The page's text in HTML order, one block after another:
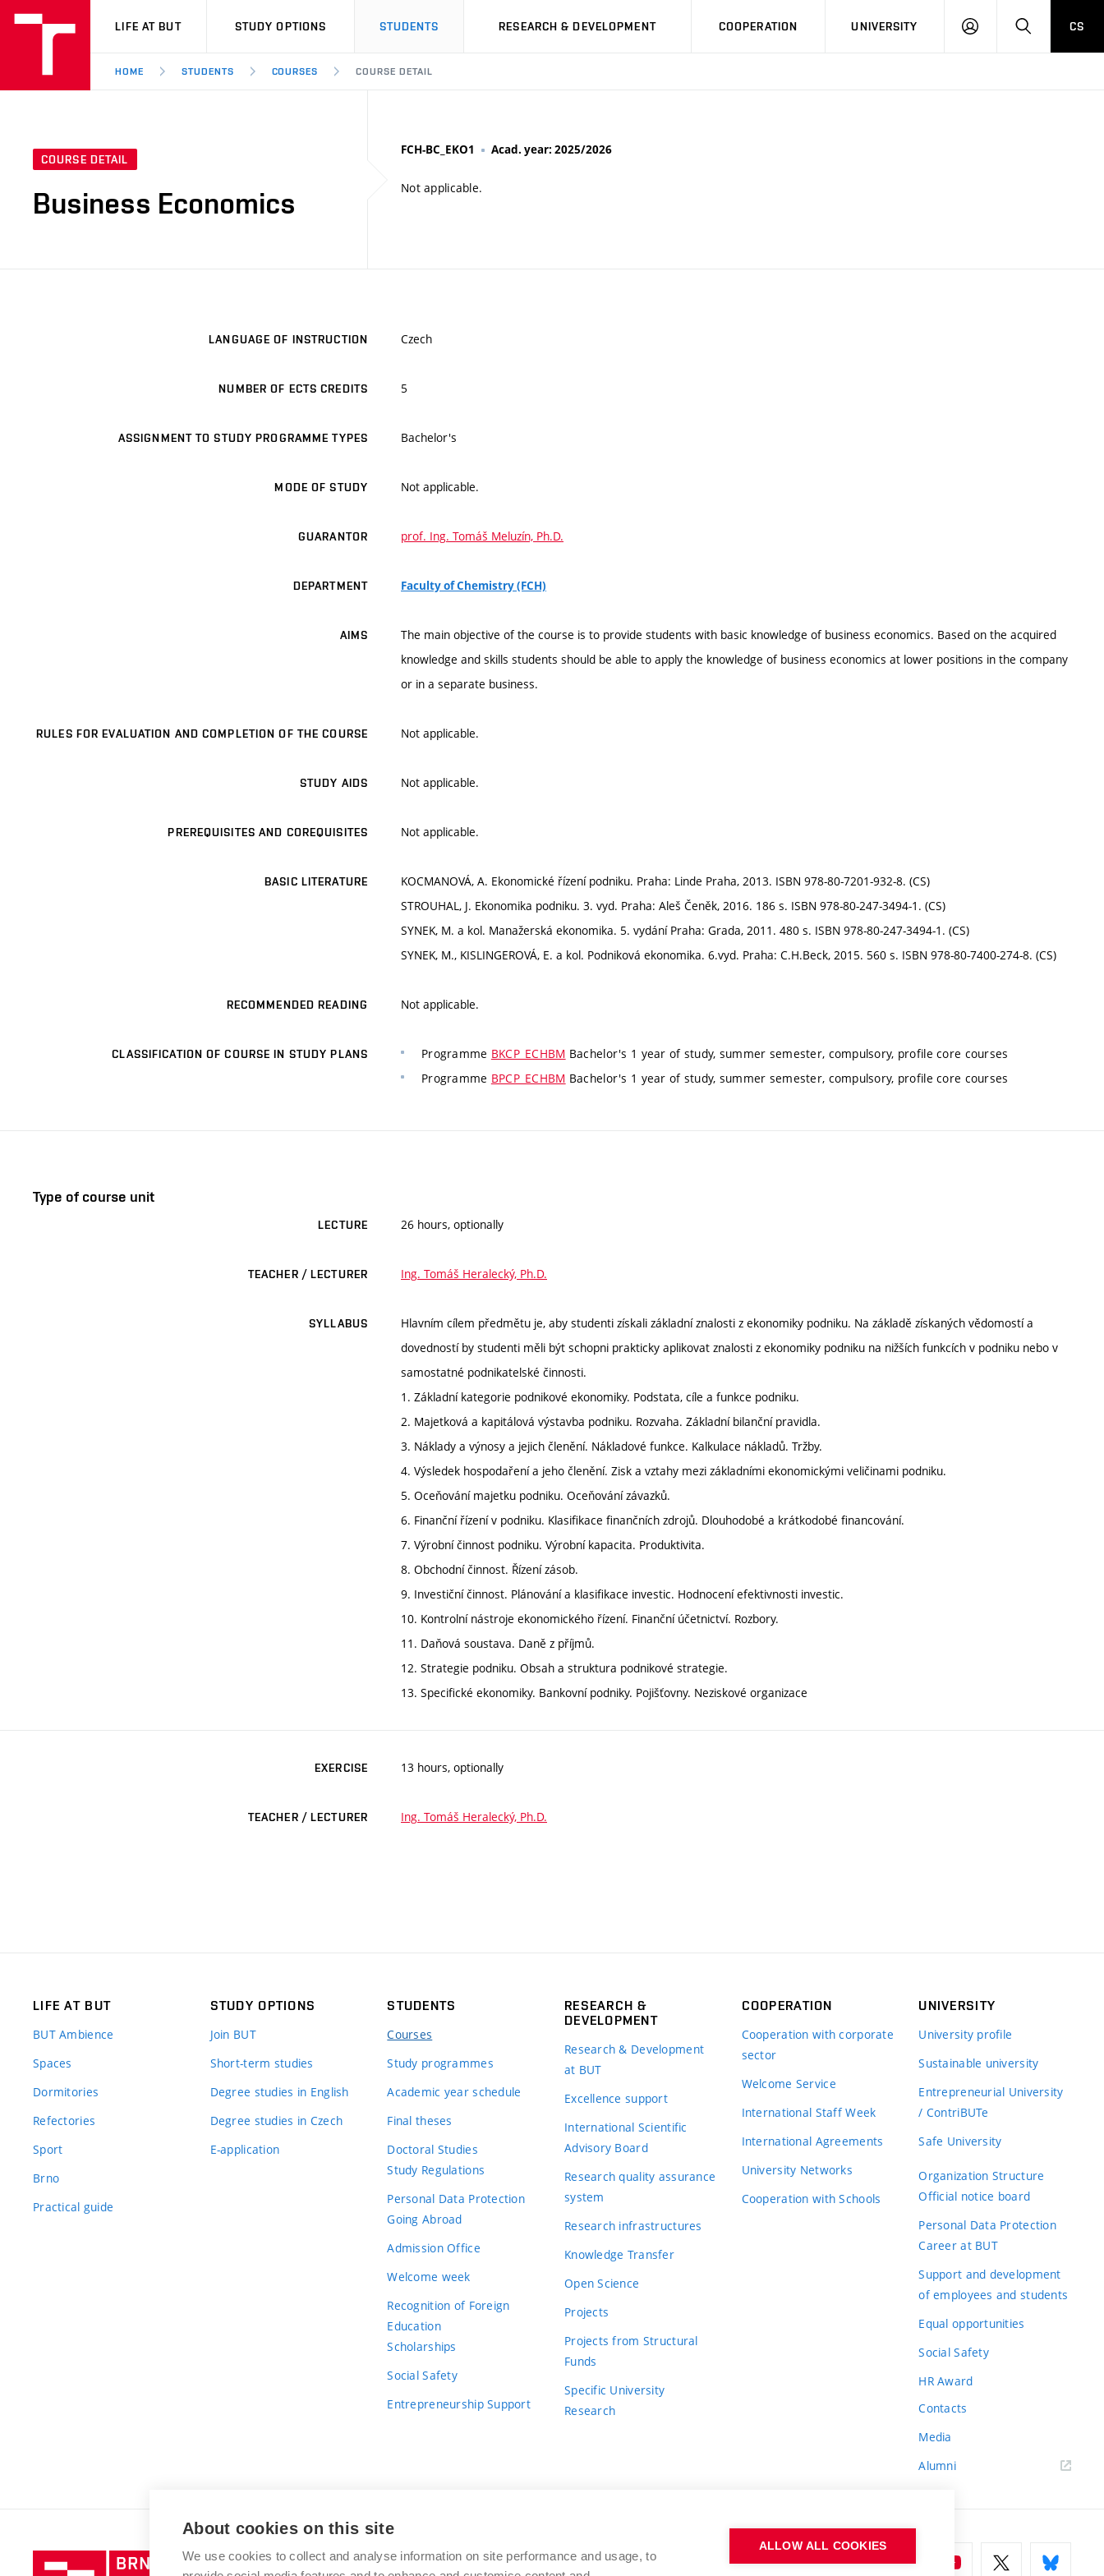
VUT
LIFE AT BUT STUDY OPTIONS STUDENTS RESEARCH & DEVELOPMENT COOPERATION UNIVERSITY
LOG
SEARCHCS
HOME STUDENTS COURSES COURSE DETAIL
COURSE DETAIL
Business Economics
FCH-BC_EKO1 Acad. year: 2025/2026
Not applicable.
LANGUAGE OF INSTRUCTION Czech
NUMBER OF ECTS CREDITS 5
ASSIGNMENT TO STUDY PROGRAMME TYPES Bachelor's
MODE OF STUDY Not applicable.
GUARANTOR prof. Ing. Tomáš Meluzín, Ph.D.
DEPARTMENT Faculty of Chemistry (FCH)
AIMS
The main objective of the course is to provide students with basic knowledge of business economics. Based on the acquired
knowledge and skills students should be able to apply the knowledge of business economics at lower positions in the company
or in a separate business.
RULES FOR EVALUATION AND COMPLETION OF THE COURSE Not applicable.
STUDY AIDS Not applicable.
PREREQUISITES AND COREQUISITES Not applicable.
BASIC LITERATURE
KOCMANOVÁ, A. Ekonomické řízení podniku. Praha: Linde Praha, 2013. ISBN 978-80-7201-932-8. (CS)
STROUHAL, J. Ekonomika podniku. 3. vyd. Praha: Aleš Čeněk, 2016. 186 s. ISBN 978-80-247-3494-1. (CS)
SYNEK, M. a kol. Manažerská ekonomika. 5. vydání Praha: Grada, 2011. 480 s. ISBN 978-80-247-3494-1. (CS)
SYNEK, M., KISLINGEROVÁ, E. a kol. Podniková ekonomika. 6.vyd. Praha: C.H.Beck, 2015. 560 s. ISBN 978-80-7400-274-8. (CS)
RECOMMENDED READING Not applicable.
CLASSIFICATION OF COURSE IN STUDY PLANS Programme BKCP_ECHBM Bachelor's 1 year of study, summer semester, compulsory, profile core courses
Programme BPCP_ECHBM Bachelor's 1 year of study, summer semester, compulsory, profile core courses
Type of course unit
LECTURE 26 hours, optionally
TEACHER / LECTURER Ing. Tomáš Heralecký, Ph.D.
SYLLABUS
Hlavním cílem předmětu je, aby studenti získali základní znalosti z ekonomiky podniku. Na základě získaných vědomostí a
dovedností by studenti měli být schopni prakticky aplikovat znalosti z ekonomiky podniku na nižších funkcích v podniku nebo v
samostatné podnikatelské činnosti.
1. Základní kategorie podnikové ekonomiky. Podstata, cíle a funkce podniku.
2. Majetková a kapitálová výstavba podniku. Rozvaha. Základní bilanční pravidla.
3. Náklady a výnosy a jejich členění. Nákladové funkce. Kalkulace nákladů. Tržby.
4. Výsledek hospodaření a jeho členění. Zisk a vztahy mezi základními ekonomickými veličinami podniku.
5. Oceňování majetku podniku. Oceňování závazků.
6. Finanční řízení v podniku. Klasifikace finančních zdrojů. Dlouhodobé a krátkodobé financování.
7. Výrobní činnost podniku. Výrobní kapacita. Produktivita.
8. Obchodní činnost. Řízení zásob.
9. Investiční činnost. Plánování a klasifikace investic. Hodnocení efektivnosti investic.
10. Kontrolní nástroje ekonomického řízení. Finanční účetnictví. Rozbory.
11. Daňová soustava. Daně z příjmů.
12. Strategie podniku. Obsah a struktura podnikové strategie.
13. Specifické ekonomiky. Bankovní podniky. Pojišťovny. Neziskové organizace
EXERCISE 13 hours, optionally
TEACHER / LECTURER Ing. Tomáš Heralecký, Ph.D.
LIFE AT BUT
BUT Ambience
Spaces
Dormitories
Refectories
Sport
Brno
Practical guide
STUDY OPTIONS
Join BUT
Short-term studies
Degree studies in English
Degree studies in Czech
E-application
STUDENTS
Courses
Study programmes
Academic year schedule
Final theses
Doctoral Studies
Study Regulations
Personal Data Protection
Going Abroad
Admission Office
Welcome week
Recognition of Foreign
Education
Scholarships
Social Safety
Entrepreneurship Support
RESEARCH &
DEVELOPMENT
Research & Development
at BUT
Excellence support
International Scientific
Advisory Board
Research quality assurance
system
Research infrastructures
Knowledge Transfer
Open Science
Projects
Projects from Structural
Funds
Specific University
Research
COOPERATION
Cooperation with corporate
sector
Welcome Service
International Staff Week
International Agreements
University Networks
Cooperation with Schools
UNIVERSITY
University profile
Sustainable university
Entrepreneurial University
/ ContriBUTe
Safe University
Organization Structure
Official notice board
Personal Data Protection
Career at BUT
Support and development
of employees and students
Equal opportunities
Social Safety
HR Award
Contacts
Media
Alumni
Brno
BRNO UNIVERSITY OF TECHNOLOGY
About cookies on this site
We use cookies to collect and analyse information on site performance and usage, to
ALLOW ALL COOKIES